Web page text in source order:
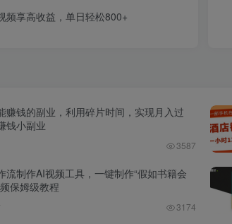
频享高收益，单日轻松800+
赚钱的副业，利用碎片时间，实现月入过
钱小副业
3587
流制作AI视频工具，一键制作“假如书籍会
保姆级教程
3174